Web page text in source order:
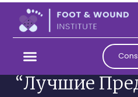
Топ-Анкеты:
“лучшие